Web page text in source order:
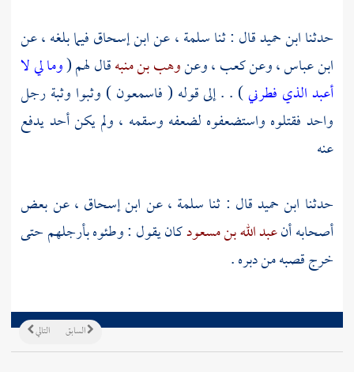
حدثناابن حميدقال : ثناسلمة ،عنابن إسحاقفيما بلغه ، عن
ابن عباس ،وعنكعب ،وعنوهب بن منبهقال لهم (وما لي لا
أعبد الذي فطرني) . . إلى قوله ( فاسمعون ) وثبوا وثبة رجل
واحد فقتلوه واستضعفوه لضعفه وسقمه ، ولم يكن أحد يدفع
عنه
حدثنا ابن حميدقال : ثنا سلمة ،عن ابن إسحاق ،عن بعض
أصحابه أنعبد الله بن مسعودكان يقول : وطئوه بأرجلهم حتى
خرج قصبه من دبره .
التالي السابق